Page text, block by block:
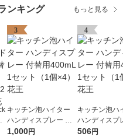
ンキング もっと見る
3
キッチン泡ハイター
ハンディスプレー 付
替用400mL 1セット
1,000円
4
キッチン泡ハ
ハンディスプ
替用400mL 1
506円